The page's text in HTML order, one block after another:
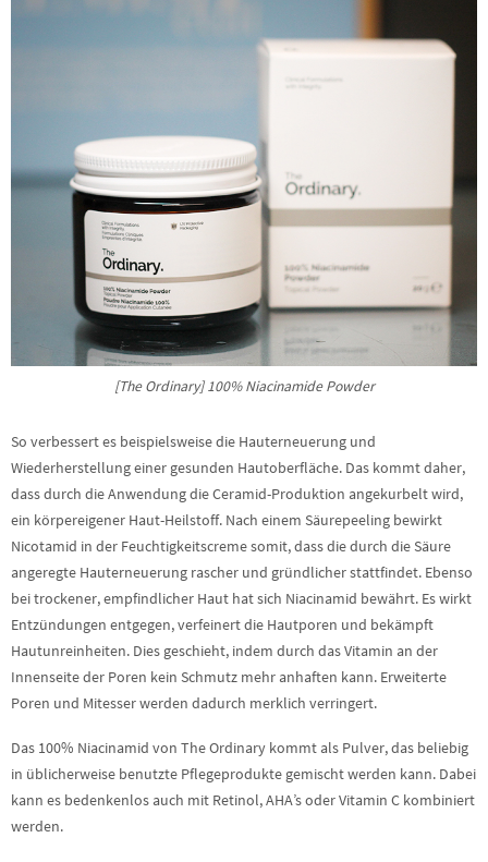
[The Ordinary] 100% Niacinamide Powder
So verbessert es beispielsweise die Hauterneuerung und
Wiederherstellung einer gesunden Hautoberfläche. Das kommt daher,
dass durch die Anwendung die Ceramid-Produktion angekurbelt wird,
ein körpereigener Haut-Heilstoff. Nach einem Säurepeeling bewirkt
Nicotamid in der Feuchtigkeitscreme somit, dass die durch die Säure
angeregte Hauterneuerung rascher und gründlicher stattfindet. Ebenso
bei trockener, empfindlicher Haut hat sich Niacinamid bewährt. Es wirkt
Entzündungen entgegen, verfeinert die Hautporen und bekämpft
Hautunreinheiten. Dies geschieht, indem durch das Vitamin an der
Innenseite der Poren kein Schmutz mehr anhaften kann. Erweiterte
Poren und Mitesser werden dadurch merklich verringert.
Das 100% Niacinamid von The Ordinary kommt als Pulver, das beliebig
in üblicherweise benutzte Pflegeprodukte gemischt werden kann. Dabei
kann es bedenkenlos auch mit Retinol, AHA’s oder Vitamin C kombiniert
werden.